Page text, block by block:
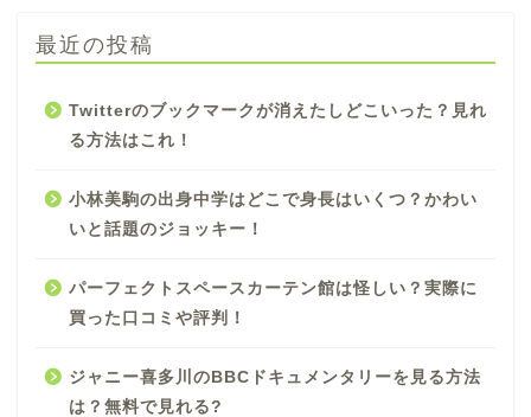
最近の投稿
Twitterのブックマークが消えたしどこいった？見れ
る方法はこれ！
小林美駒の出身中学はどこで身長はいくつ？かわい
いと話題のジョッキー！
パーフェクトスペースカーテン館は怪しい？実際に
買った口コミや評判！
ジャニー喜多川のBBCドキュメンタリーを見る方法
は？無料で見れる?